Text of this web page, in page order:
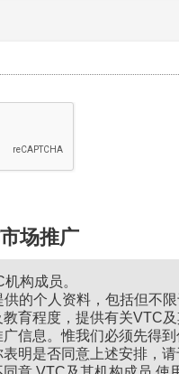
场推广
构成员。
的个人资料，包括但不
育程度，提供有关VTC
信息。惟我们必须先得
明是否同意上述安排，